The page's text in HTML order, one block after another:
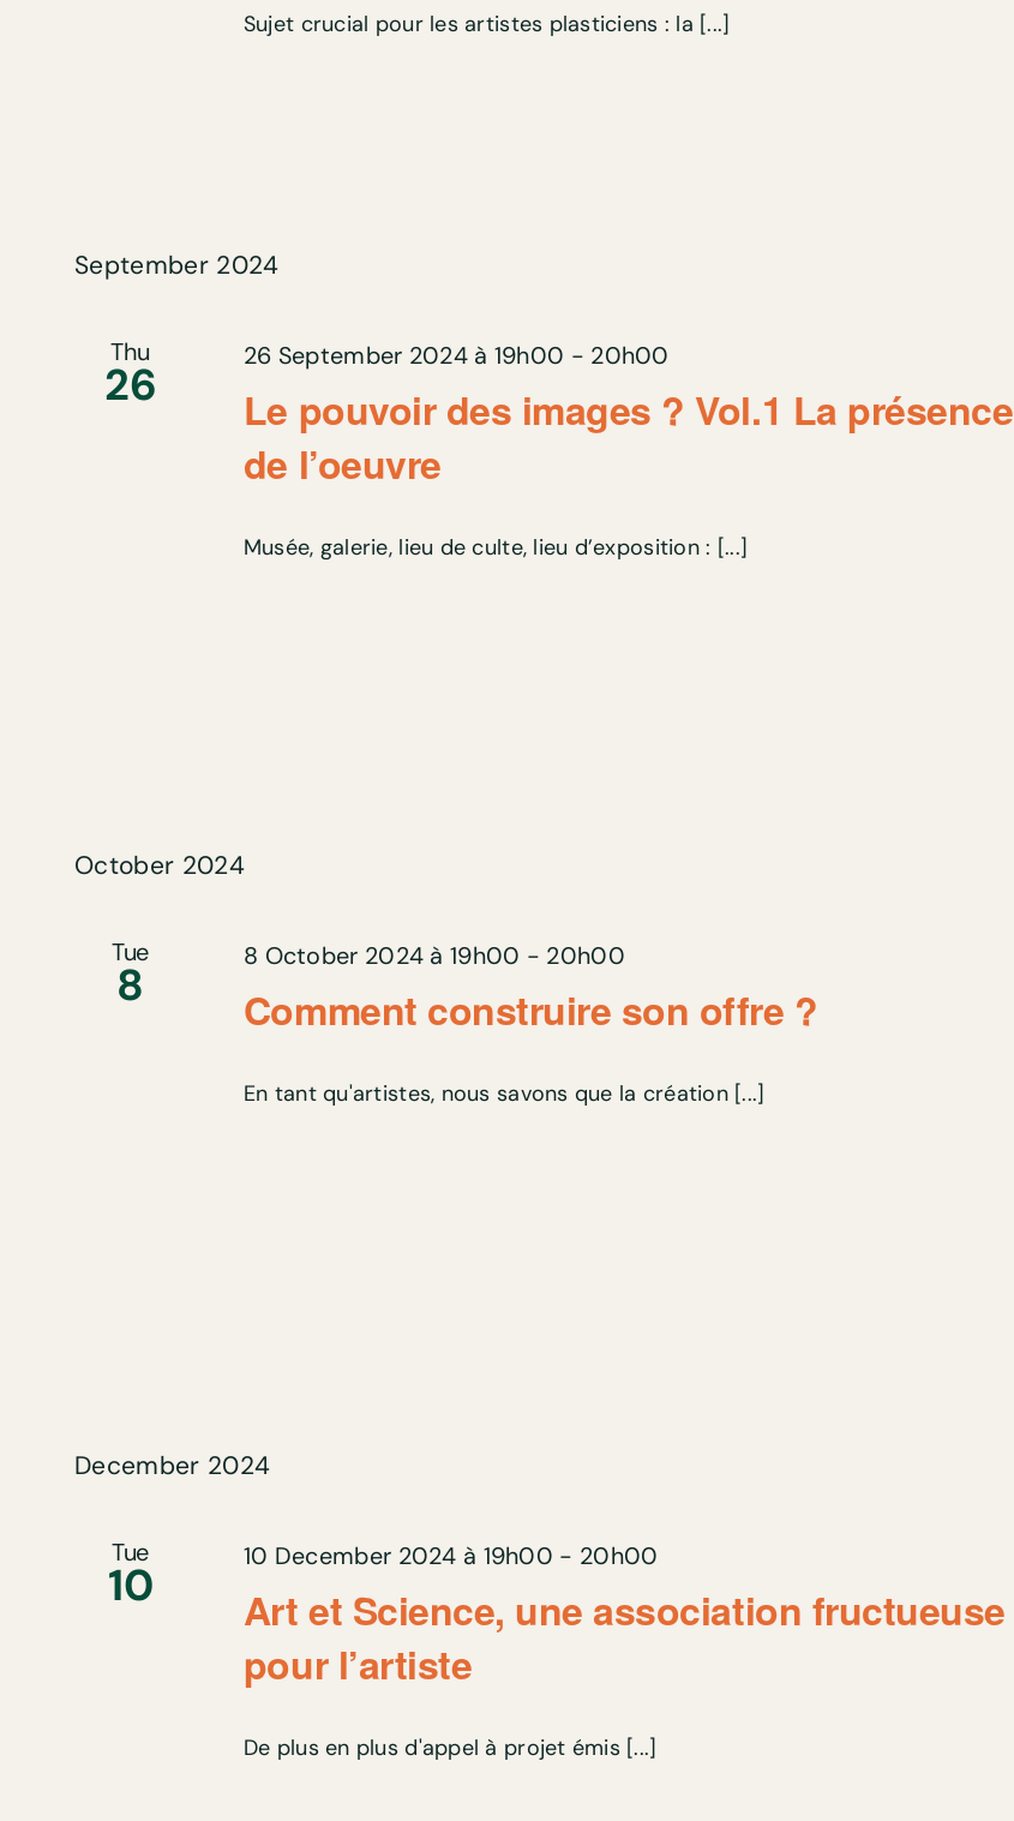
Sujet crucial pour les artistes plasticiens : la [...]
September 2024
Thu
26
26 September 2024 à 19h00 - 20h00
Le pouvoir des images ? Vol.1 La présence
de l’oeuvre
Musée, galerie, lieu de culte, lieu d’exposition : [...]
October 2024
Tue
8
8 October 2024 à 19h00 - 20h00
Comment construire son offre ?
En tant qu'artistes, nous savons que la création [...]
December 2024
Tue
10
10 December 2024 à 19h00 - 20h00
Art et Science, une association fructueuse
pour l’artiste
De plus en plus d'appel à projet émis [...]